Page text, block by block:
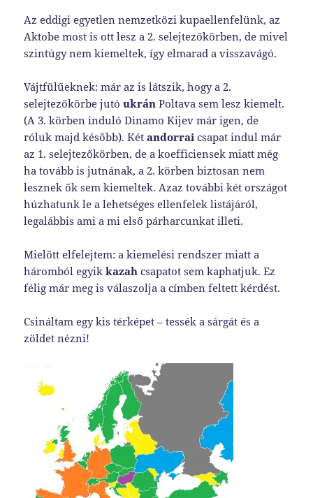
Az eddigi egyetlen nemzetközi kupaellenfelünk, az
Aktobe most is ott lesz a 2. selejtezőkörben, de mivel
szintúgy nem kiemeltek, így elmarad a visszavágó.
Vájtfülűeknek: már az is látszik, hogy a 2.
selejtezőkörbe jutóukrán Poltava sem lesz kiemelt.
(A 3. körben induló Dinamo Kijev már igen, de
róluk majd később). Kétandorrai csapat indul már
az 1. selejtezőkörben, de a koefficiensek miatt még
ha tovább is jutnának, a 2. körben biztosan nem
lesznek ők sem kiemeltek. Azaz további két országot
húzhatunk le a lehetséges ellenfelek listájáról,
legalábbis ami a mi első párharcunkat illeti.
Mielőtt elfelejtem: a kiemelési rendszer miatt a
háromból egyikkazah csapatot sem kaphatjuk. Ez
félig már meg is válaszolja a címben feltett kérdést.
Csináltam egy kis térképet – tessék a sárgát és a
zöldet nézni!